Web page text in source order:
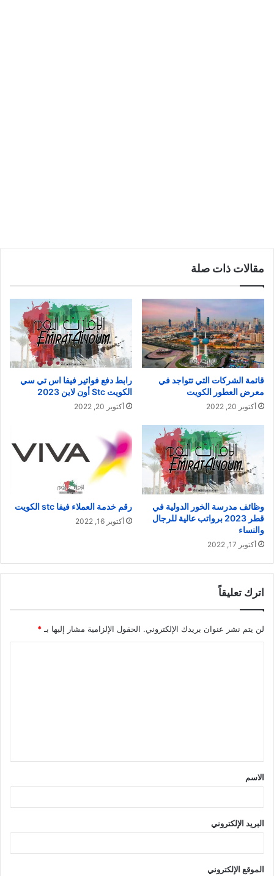
مقالات ذات صلة
قائمة الشركات التي تتواجد في
معرض العطور الكويت
أكتوبر 20, 2022
رابط دفع فواتير فيفا اس تي سي
الكويت Stc أون لاين 2023
أكتوبر 20, 2022
وظائف مدرسة الخور الدولية في
قطر 2023 برواتب عالية للرجال
والنساء
أكتوبر 17, 2022
رقم خدمة العملاء فيفا stc الكويت
أكتوبر 16, 2022
اترك تعليقاً
لن يتم نشر عنوان بريدك الإلكتروني. الحقول الإلزامية مشار إليها بـ *
ق
*
الاسم
البريد الإلكتروني
الموقع الإلكتروني